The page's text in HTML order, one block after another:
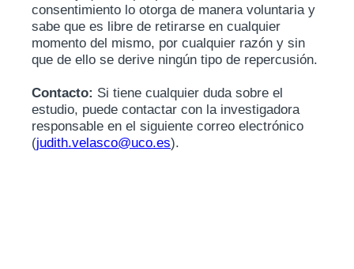
consentimiento lo otorga de manera voluntaria y
sabe que es libre de retirarse en cualquier
momento del mismo, por cualquier razón y sin
que de ello se derive ningún tipo de repercusión.
Contacto: Si tiene cualquier duda sobre el
estudio, puede contactar con la investigadora
responsable en el siguiente correo electrónico
(judith.velasco@uco.es).